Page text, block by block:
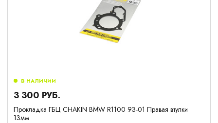
Прокладка ГБЦ CHAKIN BMW R1100 93-01 Правая втулки
13мм
В НАЛИЧИИ
3 300 РУБ.